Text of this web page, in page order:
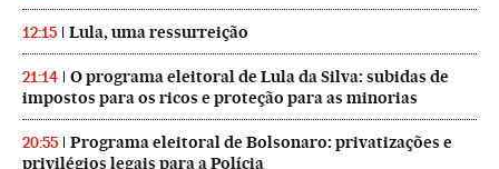
12:15 Lula, uma ressurreição
21:14
O programa eleitoral de Lula da Silva: subidas de
impostos para os ricos e proteção para as minorias
20:55
Programa eleitoral de Bolsonaro: privatizações e
privilégios legais para a Polícia